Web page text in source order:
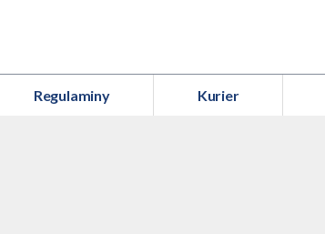
Regulaminy Kurier